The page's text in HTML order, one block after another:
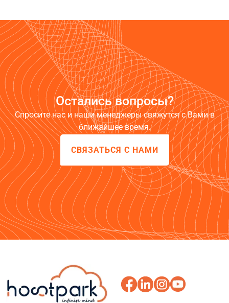
Остались вопросы?
Спросите нас и наши менеджеры свяжутся с Вами в
ближайшее время.
СВЯЗАТЬСЯ С НАМИ